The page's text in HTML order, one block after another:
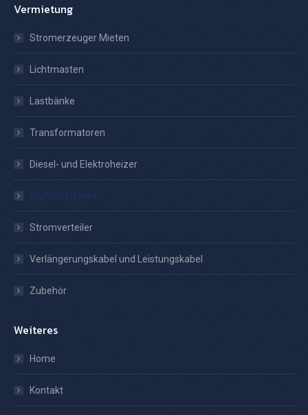
Vermietung
Stromerzeuger Mieten
Lichtmasten
Lastbänke
Transformatoren
Diesel- und Elektroheizer
Kraftstofftanks
Stromverteiler
Verlängerungskabel und Leistungskabel
Zubehör
Weiteres
Home
Kontakt